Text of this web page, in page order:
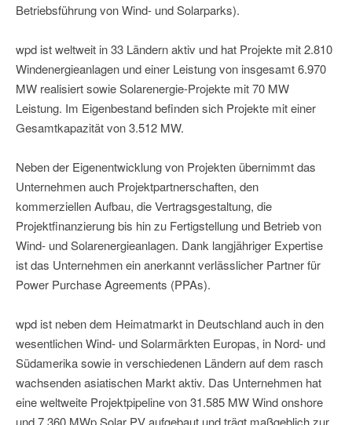
Betriebsführung von Wind- und Solarparks).
wpd ist weltweit in 33 Ländern aktiv und hat Projekte mit 2.810
Windenergieanlagen und einer Leistung von insgesamt 6.970
MW realisiert sowie Solarenergie-Projekte mit 70 MW
Leistung. Im Eigenbestand befinden sich Projekte mit einer
Gesamtkapazität von 3.512 MW.
Neben der Eigenentwicklung von Projekten übernimmt das
Unternehmen auch Projektpartnerschaften, den
kommerziellen Aufbau, die Vertragsgestaltung, die
Projektfinanzierung bis hin zu Fertigstellung und Betrieb von
Wind- und Solarenergieanlagen. Dank langjähriger Expertise
ist das Unternehmen ein anerkannt verlässlicher Partner für
Power Purchase Agreements (PPAs).
wpd ist neben dem Heimatmarkt in Deutschland auch in den
wesentlichen Wind- und Solarmärkten Europas, in Nord- und
Südamerika sowie in verschiedenen Ländern auf dem rasch
wachsenden asiatischen Markt aktiv. Das Unternehmen hat
eine weltweite Projektpipeline von 31.585 MW Wind onshore